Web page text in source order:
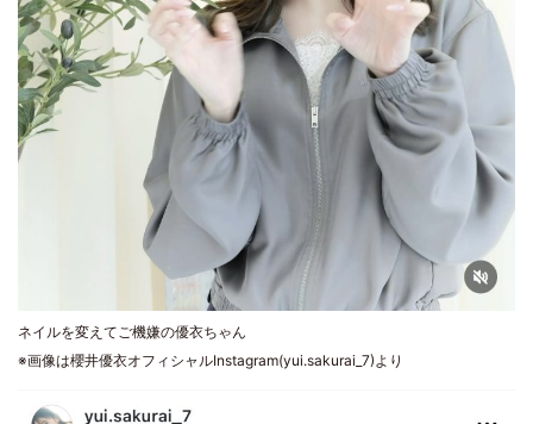
ネイルを変えてご機嫌の優衣ちゃん
※画像は櫻井優衣オフィシャルInstagram(yui.sakurai_7)より